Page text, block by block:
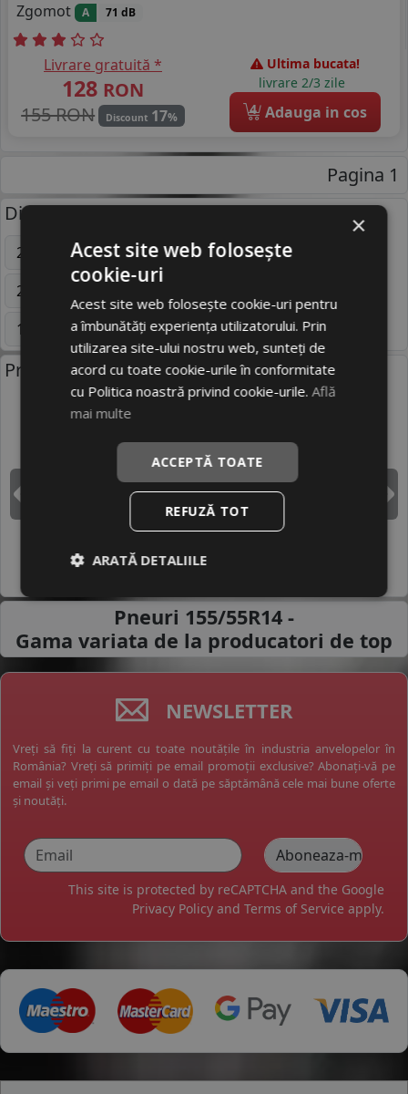
Zgomot A 71 dB
Livrare gratuită *
128 RON
155 RON
Discount 17%
Ultima bucata!
livrare 2/3 zile
4 Adauga in cos
Pagina 1
Dimensiuni uzuale anvelope:
205/55 R16 195/65 R15
225/45 R17
235/55 R17
185/70 R14
255/35 R19 Mai multe
Producatori anvelope:
DUNLOP GOODYEAR
HANKOOK
Inapoi
Pneuri 155/55R14 -
Gama variata de la producatori de top
NEWSLETTER
Vreți să fiți la curent cu toate noutățile în industria anvelopelor în
România? Vreți să primiți pe email promoții exclusive? Abonați-vă pe
email și veți primi pe email o dată pe săptămână cele mai bune oferte
și noutăți.
This site is protected by reCAPTCHA and the Google
Privacy Policy and Terms of Service apply.
×
Acest site web folosește
cookie-uri
Acest site web folosește cookie-uri pentru
a îmbunătăți experiența utilizatorului. Prin
utilizarea site-ului nostru web, sunteți de
acord cu toate cookie-urile în conformitate
cu Politica noastră privind cookie-urile.Află
mai multe
ACCEPTĂ TOATE
REFUZĂ TOT
ARATĂ DETALIILE